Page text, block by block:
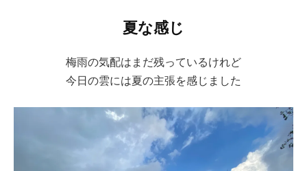
夏な感じ
梅雨の気配はまだ残っているけれど
今日の雲には夏の主張を感じました